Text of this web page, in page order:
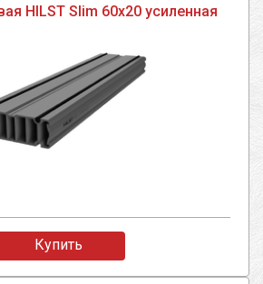
HILST Slim 60х20 усиленная
Купить